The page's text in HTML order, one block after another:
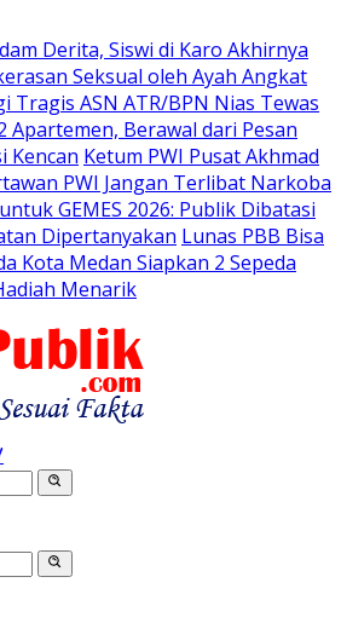
Derita, Siswi di Karo Akhirnya
Seksual oleh Ayah Angkat
Tragis ASN ATR/BPN Nias Tewas
Apartemen, Berawal dari Pesan
Kencan Ketum PWI Pusat Akhmad
PWI Jangan Terlibat Narkoba
GEMES 2026: Publik Dibatasi
Dipertanyakan Lunas PBB Bisa
Kota Medan Siapkan 2 Sepeda
Menarik